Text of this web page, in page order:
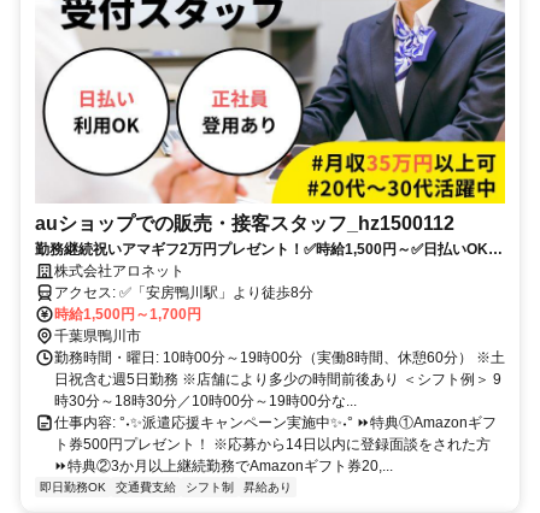
auショップでの販売・接客スタッフ_hz1500112
勤務継続祝いアマギフ2万円プレゼント！✅時給1,500円～✅日払いOK✅
社員登用制度あり✅20～30代活躍中✅社会保険完備✅未経験入社9割！豊
富な教育・研修制度で安心♪
株式会社アロネット
アクセス: ✅「安房鴨川駅」より徒歩8分
時給1,500円～1,700円
千葉県鴨川市
勤務時間・曜日: 10時00分～19時00分（実働8時間、休憩60分） ※土
日祝含む週5日勤務 ※店舗により多少の時間前後あり ＜シフト例＞ 9
時30分～18時30分／10時00分～19時00分な...
仕事内容: °˖✨派遣応援キャンペーン実施中✨˖° ⏩特典①Amazonギフ
ト券500円プレゼント！ ※応募から14日以内に登録面談をされた方
⏩特典②3か月以上継続勤務でAmazonギフト券20,...
即日勤務OK 交通費支給 シフト制 昇給あり